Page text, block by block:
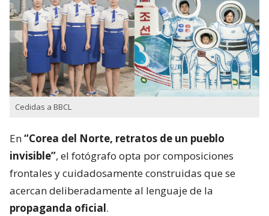
Cedidas a BBCL
En“Corea del Norte, retratos de un pueblo
invisible”, el fotógrafo opta por composiciones
frontales y cuidadosamente construidas que se
acercan deliberadamente al lenguaje de la
propaganda oficial.